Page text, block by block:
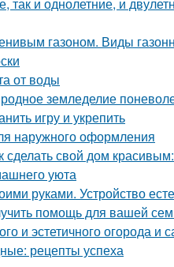
газоном. Виды
от воды
земледелие
игру и укрепить
наружного оформления
сделать свой дом
уюта
руками. Устройство
помощь для вашей
и эстетичного огорода и
рецепты успеха